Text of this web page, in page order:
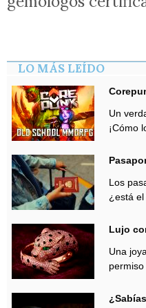
LO MÁS LEÍDO
Un
¡Cómo
Los
¿está
Lujo
Una
permiso